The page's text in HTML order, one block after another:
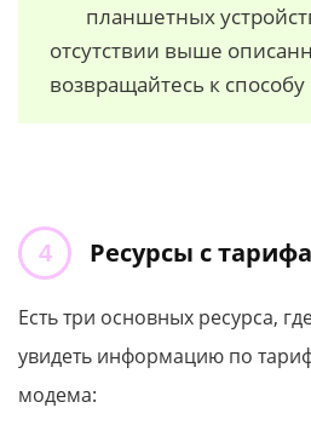
планшетных
отсутствии выше
возвращайтесь к
Ресурсы с
Есть три основных ресурса,
увидеть информацию по
модема: